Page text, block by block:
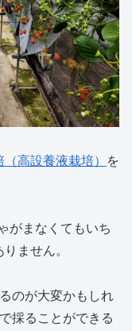
高設養液栽培）
を
がまなくてもいち
ません。
のが大変かもしれ
採ることができる